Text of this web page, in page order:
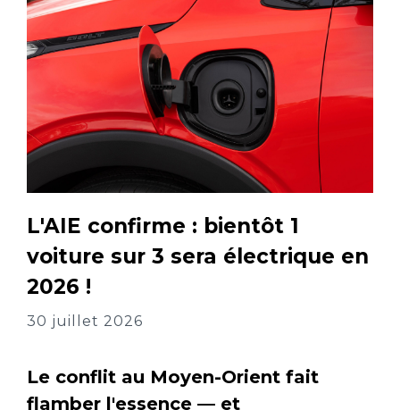
L'AIE confirme : bientôt 1
voiture sur 3 sera électrique en
2026 !
30 juillet 2026
Le conflit au Moyen-Orient fait
flamber l'essence — et